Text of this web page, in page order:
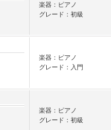
楽器：ピアノ
グレード：初級
楽器：ピアノ
グレード：入門
楽器：ピアノ
グレード：初級